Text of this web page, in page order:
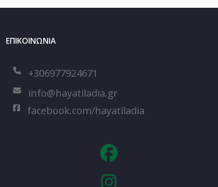
ΕΠΙΚΟΙΝΩΝΙΑ
+306977924671
info@hayatiladia.gr
facebook.com/hayatiladia
fa-